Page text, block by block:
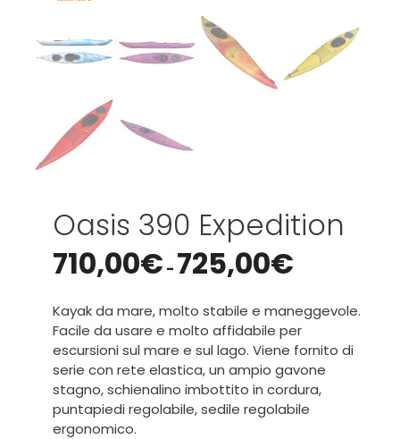
Oasis 390 Expedition
710,00€ - 725,00€
Kayak da mare, molto stabile e maneggevole.
Facile da usare e molto affidabile per
escursioni sul mare e sul lago. Viene fornito di
serie con rete elastica, un ampio gavone
stagno, schienalino imbottito in cordura,
puntapiedi regolabile, sedile regolabile
ergonomico.